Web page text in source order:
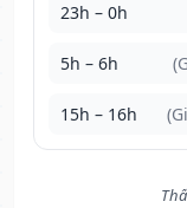
23h – 0h
5h – 6h
15h – 16h